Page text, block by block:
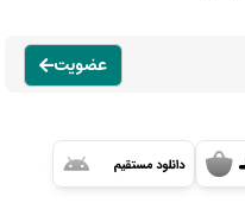
عضویت